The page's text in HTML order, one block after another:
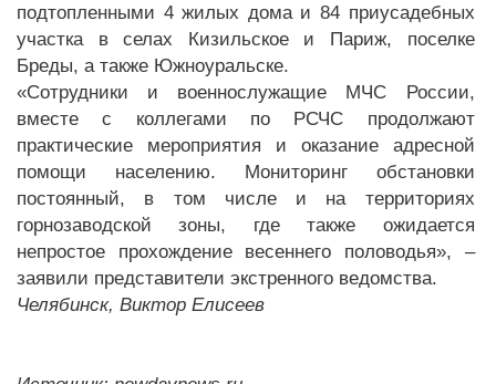
подтопленными 4 жилых дома и 84 приусадебных
участка в селах Кизильское и Париж, поселке
Бреды, а также Южноуральске.
«Сотрудники и военнослужащие МЧС России,
вместе с коллегами по РСЧС продолжают
практические мероприятия и оказание адресной
помощи населению. Мониторинг обстановки
постоянный, в том числе и на территориях
горнозаводской зоны, где также ожидается
непростое прохождение весеннего половодья», –
заявили представители экстренного ведомства.
Челябинск, Виктор Елисеев